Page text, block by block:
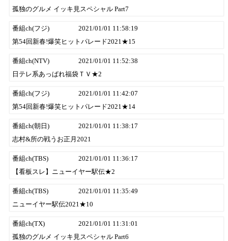
孤独のグルメ イッキ見スペシャル Part7
番組ch(フジ)
2021/01/01 11:58:19
第54回新春!爆笑ヒットパレード2021★15
番組ch(NTV)
2021/01/01 11:52:38
日テレ系あっぱれ福袋ＴＶ★2
番組ch(フジ)
2021/01/01 11:42:07
第54回新春!爆笑ヒットパレード2021★14
番組ch(朝日)
2021/01/01 11:38:17
志村&所の戦うお正月2021
番組ch(TBS)
2021/01/01 11:36:17
【看板スレ】ニューイヤー駅伝★2
番組ch(TBS)
2021/01/01 11:35:49
ニューイヤー駅伝2021★10
番組ch(TX)
2021/01/01 11:31:01
孤独のグルメ イッキ見スペシャル Part6